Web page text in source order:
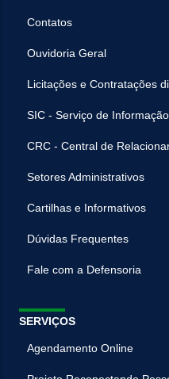
Contatos
Ouvidoria Geral
Licitações e Contratações
SIC - Serviço de
CRC - Central de
Setores Administrativos
Cartilhas e Informativos
Dúvidas Frequentes
Fale com a Defensoria
SERVIÇOS
Agendamento Online